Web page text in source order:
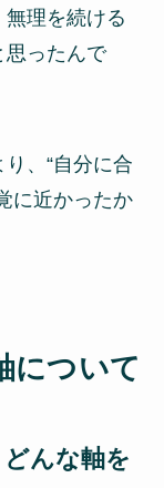
理を続ける
思ったんで
、“自分に合
に近かったか
について
んな軸を